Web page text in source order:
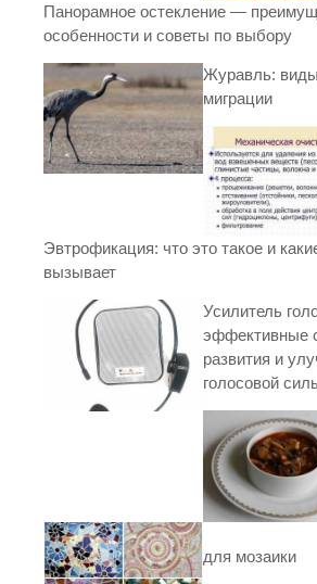
Панорамное остекление —
особенности и советы по выбору
Журавль:
миграции
Эвтрофикация: что это такое и
вызывает
Усилитель
эффективные
развития и
голосовой
для мозаики